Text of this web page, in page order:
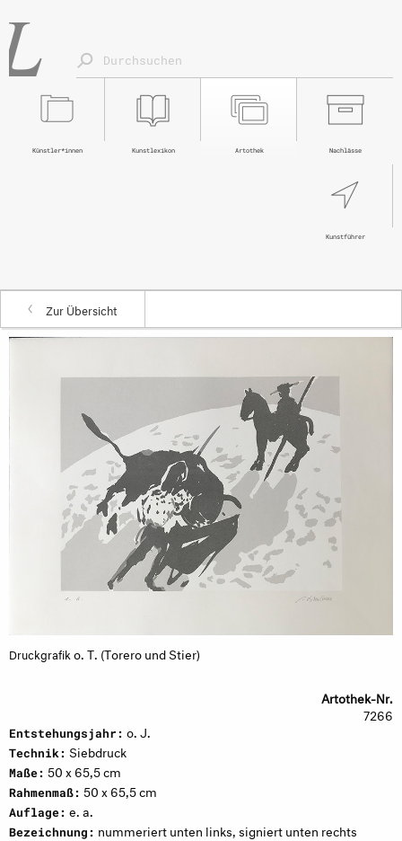
Nachlässe
Artothek
Kunstlexikon
Künstler*innen
Kunstführer
Zur Übersicht
Druckgrafik o. T. (Torero und Stier)
Artothek-Nr.
7266
Entstehungsjahr: o. J.
Technik: Siebdruck
Maße: 50 x 65,5 cm
Rahmenmaß: 50 x 65,5 cm
Auflage: e. a.
Bezeichnung: nummeriert unten links, signiert unten rechts